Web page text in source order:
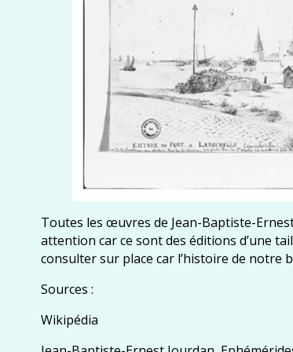
Toutes les œuvres de Jean-Baptiste-
attention car ce sont des éditions d’une
consulter sur place car l’histoire de notre
Sources :
Wikipédia